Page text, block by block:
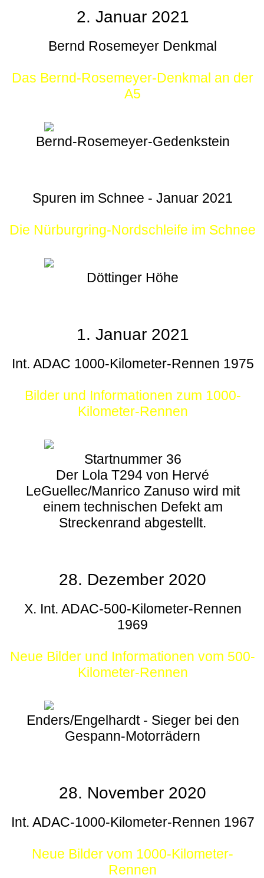
2. Januar 2021
Bernd Rosemeyer Denkmal
Das Bernd-Rosemeyer-Denkmal an der
A5
Bernd-Rosemeyer-Gedenkstein
Spuren im Schnee - Januar 2021
Die Nürburgring-Nordschleife im Schnee
Döttinger Höhe
1. Januar 2021
Int. ADAC 1000-Kilometer-Rennen 1975
Bilder und Informationen zum 1000-
Kilometer-Rennen
Startnummer 36
Der Lola T294 von Hervé
LeGuellec/Manrico Zanuso wird mit
einem technischen Defekt am
Streckenrand abgestellt.
28. Dezember 2020
X. Int. ADAC-500-Kilometer-Rennen
1969
Neue Bilder und Informationen vom 500-
Kilometer-Rennen
Enders/Engelhardt - Sieger bei den
Gespann-Motorrädern
28. November 2020
Int. ADAC-1000-Kilometer-Rennen 1967
Neue Bilder vom 1000-Kilometer-
Rennen